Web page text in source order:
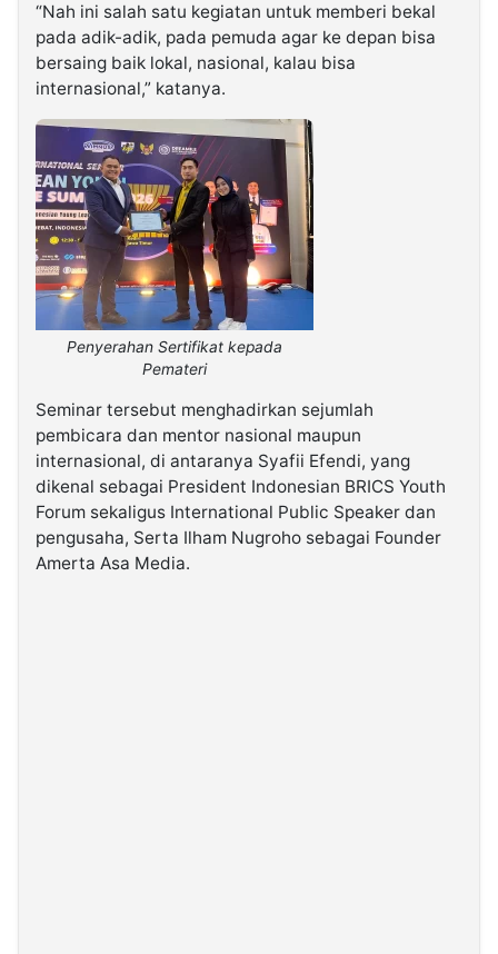
“Nah ini salah satu kegiatan untuk memberi bekal
pada adik-adik, pada pemuda agar ke depan bisa
bersaing baik lokal, nasional, kalau bisa
internasional,” katanya.
Penyerahan Sertifikat kepada
Pemateri
Seminar tersebut menghadirkan sejumlah
pembicara dan mentor nasional maupun
internasional, di antaranya Syafii Efendi, yang
dikenal sebagai President Indonesian BRICS Youth
Forum sekaligus International Public Speaker dan
pengusaha, Serta Ilham Nugroho sebagai Founder
Amerta Asa Media.